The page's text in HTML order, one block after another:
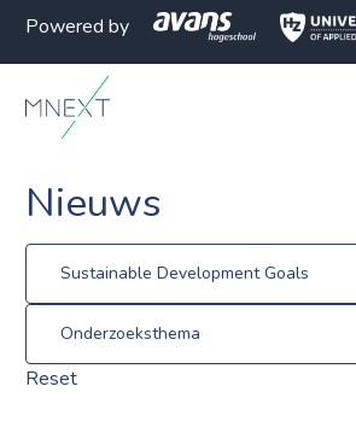
Powered by
Nieuws
Sustainable Development Goals
Onderzoeksthema
Reset